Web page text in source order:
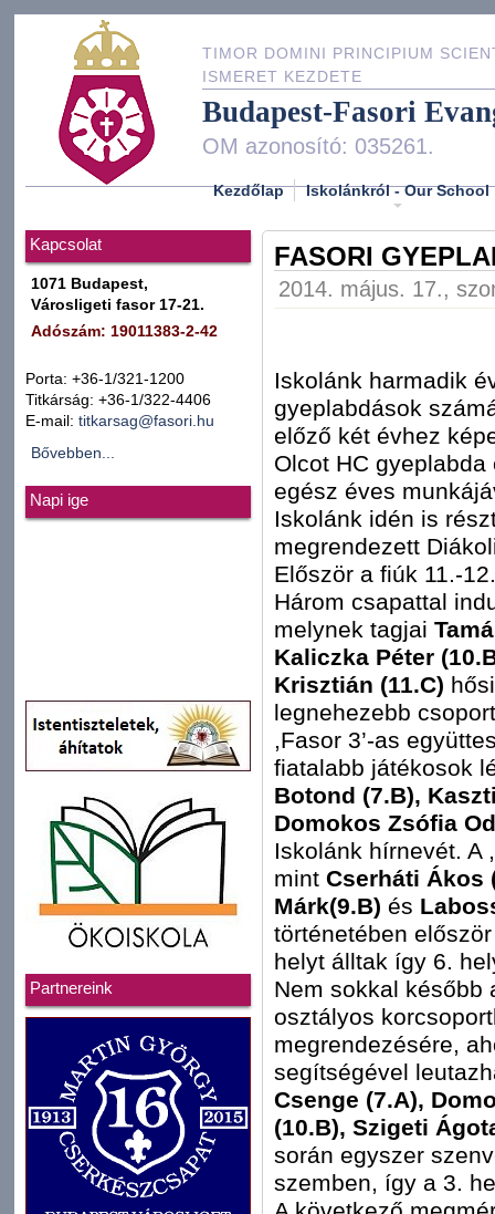
TIMOR DOMINI PRINCIPIUM
ISMERET KEZDETE
Budapest-Fasori
OM azonosító: 035261.
Kezdőlap Iskolánkról - Our School
Kapcsolat
1071 Budapest,
Városligeti fasor 17-21.
Adószám: 19011383-2-42
Porta: +36-1/321-1200
Titkárság: +36-1/322-4406
E-mail: titkarsag@fasori.hu
Bővebben...
Napi ige
Partnereink
FASORI
2014. május. 17.,
Iskolánk harmadik
gyeplabdások
előző két évhez
Olcot HC
egész éves
Iskolánk idén is
megrendezett
Először a fiúk 11.-
Három csapattal
melynek tagjai
Kaliczka Péter
Krisztián (11.C)
legnehezebb
,Fasor 3’-as
fiatalabb játékosok
Botond (7.B),
Domokos Zsófia
Iskolánk hírnevét. A
mint Cserháti Ákos
Márk(9.B) és
történetében
helyt álltak így 6.
Nem sokkal később
osztályos
megrendezésére,
segítségével
Csenge (7.A),
(10.B), Szigeti
során egyszer
szemben, így a 3.